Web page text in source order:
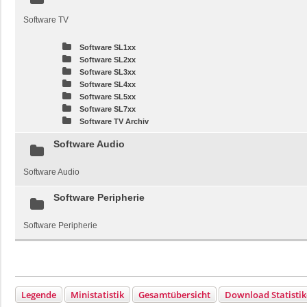
Software TV
Software SL1xx
Software SL2xx
Software SL3xx
Software SL4xx
Software SL5xx
Software SL7xx
Software TV Archiv
Software Audio
Software Audio
Software Peripherie
Software Peripherie
Legende Ministatistik Gesamtübersicht Download